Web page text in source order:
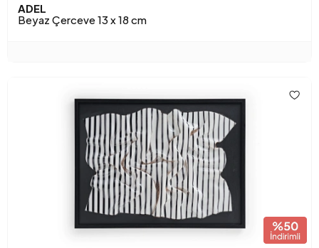
ADEL
Beyaz Çerceve 13 x 18 cm